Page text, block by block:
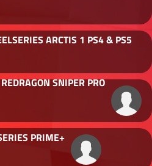
ARCTIS 1 PS4 & PS5
SNIPER PRO
PRIME+